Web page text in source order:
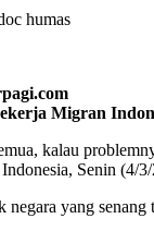
humas
Migran
kalau
Senin (4/
negara yang